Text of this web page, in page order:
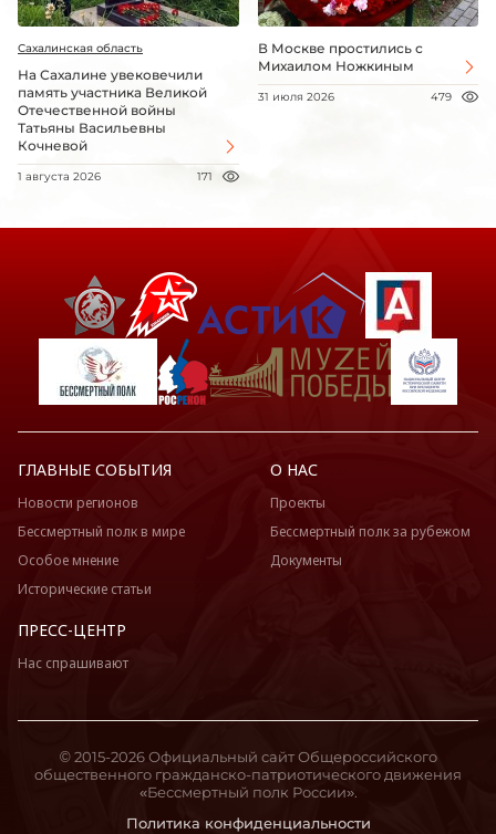
Сахалинская область
На Сахалине увековечили
память участника Великой
Отечественной войны
Татьяны Васильевны
Кочневой
1 августа 2026 171
В Москве простились с
Михаилом Ножкиным
31 июля 2026 479
ГЛАВНЫЕ СОБЫТИЯ
Новости регионов
Бессмертный полк в мире
Особое мнение
Исторические статьи
О НАС
Проекты
Бессмертный полк за рубежом
Документы
ПРЕСС-ЦЕНТР
Нас спрашивают
Политика конфиденциальности
© 2015-2026 Официальный сайт Общероссийского
общественного гражданско-патриотического движения
«Бессмертный полк России».